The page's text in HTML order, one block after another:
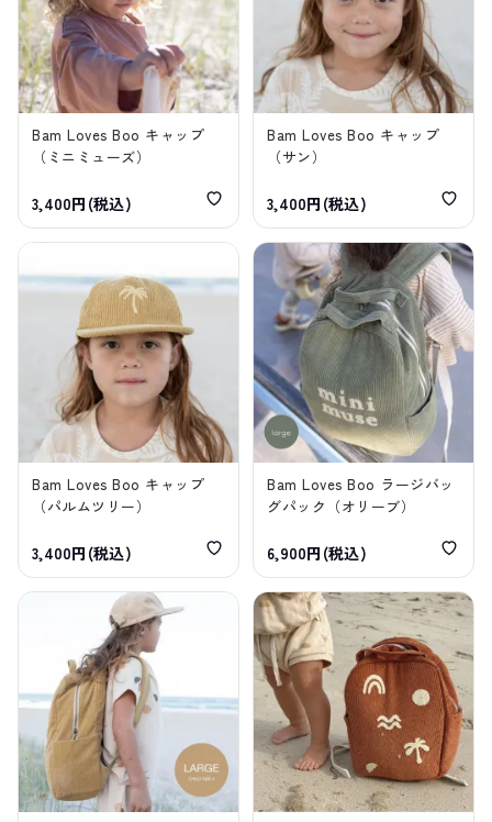
Bam Loves Boo キャップ
（ミニミューズ）
3,400円(税込)
Bam Loves Boo キャップ
（サン）
3,400円(税込)
Bam Loves Boo キャップ
（パルムツリー）
3,400円(税込)
Bam Loves Boo ラージバッ
グパック（オリーブ）
6,900円(税込)